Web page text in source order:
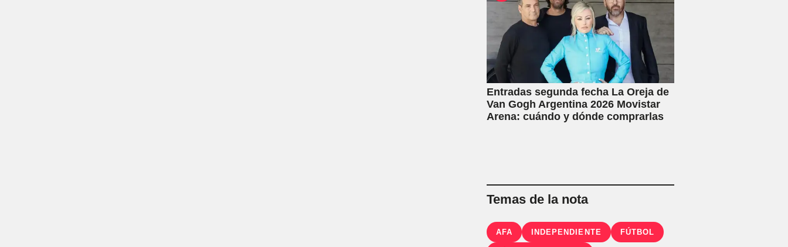
Entradas segunda fecha La Oreja de
Van Gogh Argentina 2026 Movistar
Arena: cuándo y dónde comprarlas
Temas de la nota
AFA INDEPENDIENTE FÚTBOL